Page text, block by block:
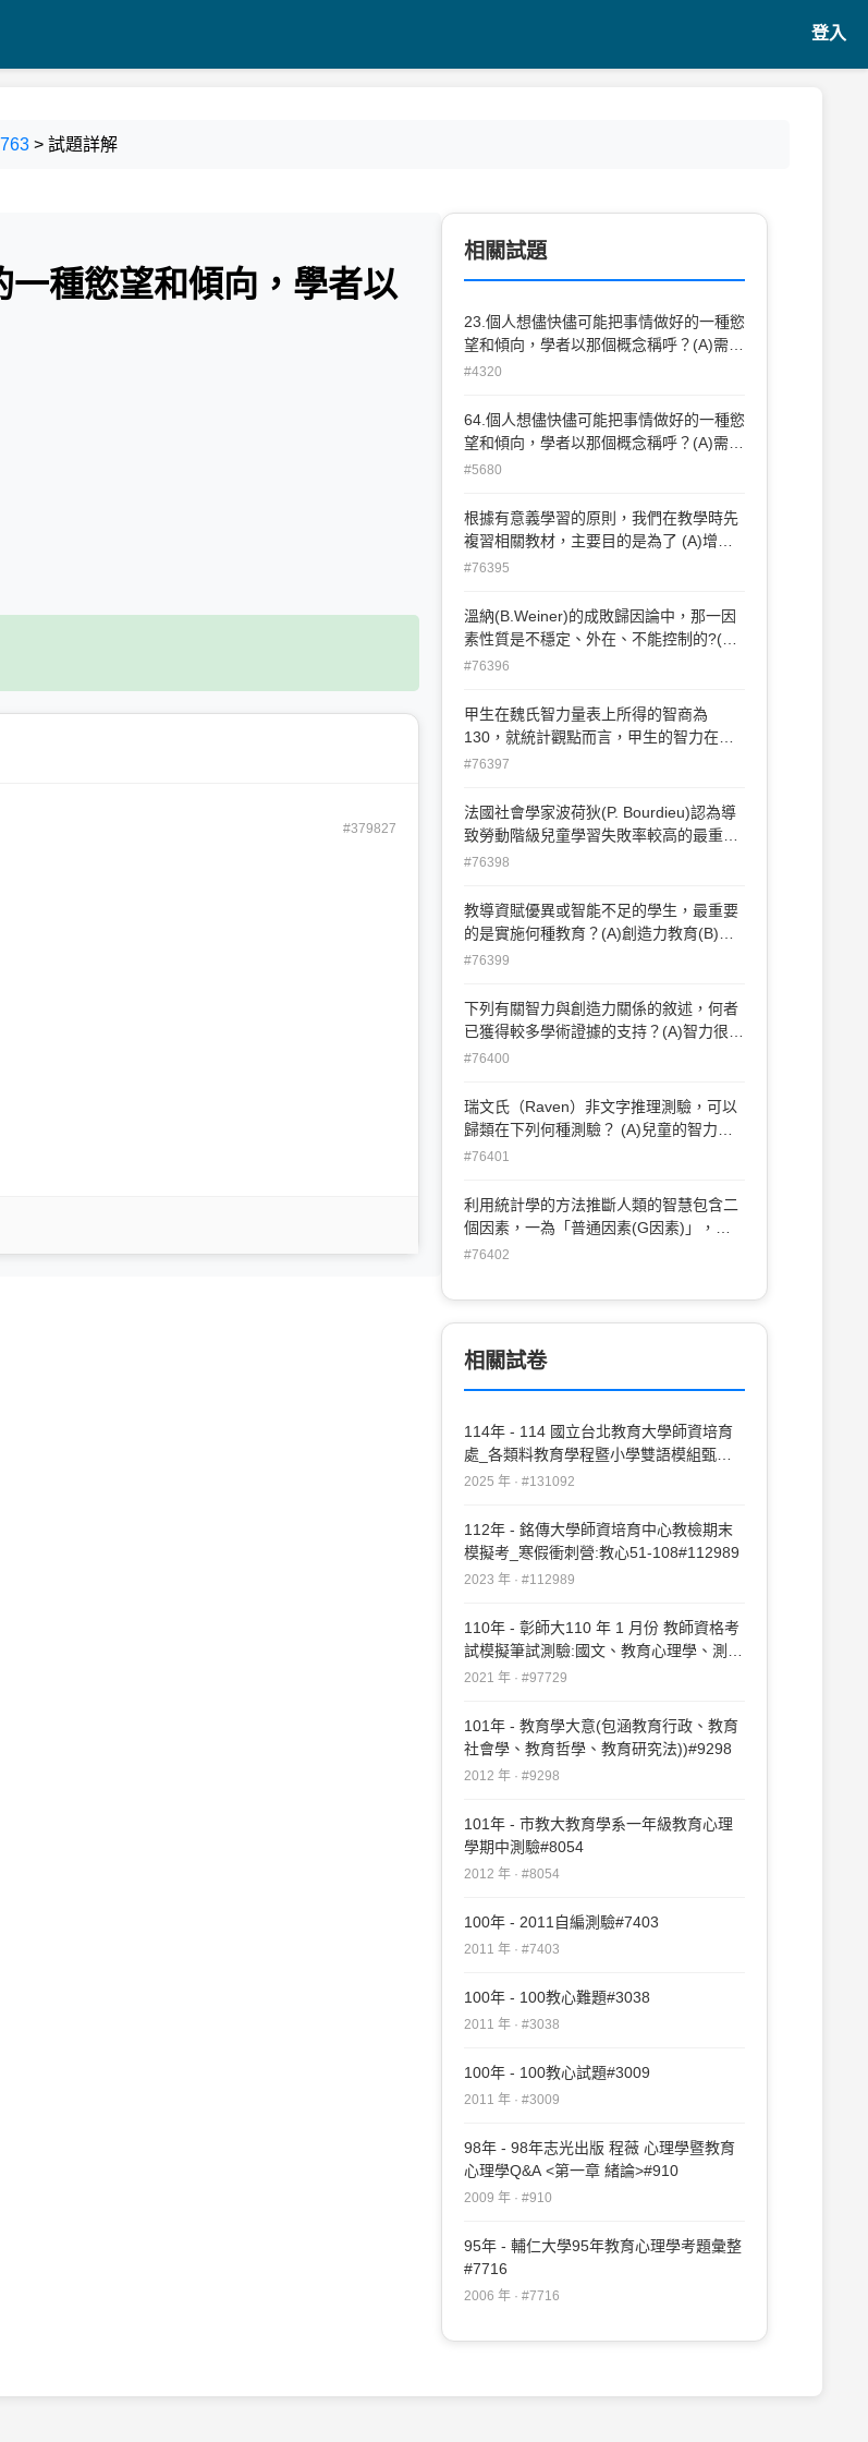
登入
> 試題詳解
種慾望和傾向，學者以
#379827
相關試題
23.個人想儘快儘可能把事情做好的一種慾
望和傾向，學者以那個概念稱呼？(A)需求
動機 (B)成就動機 (C)目標動機 (D)內發動
#4320
64.個人想儘快儘可能把事情做好的一種慾
望和傾向，學者以那個概念稱呼？(A)需求
動機 (B)成就動機 (C)目標動機 (D)內發動
#5680
根據有意義學習的原則，我們在教學時先
複習相關教材，主要目的是為了 (A)增加
學生注意力 (B)增進學生的記憶力 (C)增進
峰國小93)
#76395
溫納(B.Weiner)的成敗歸因論中，那一因
素性質是不穩定、外在、不能控制的?(A)
努力 (B)能力 (C)運氣 (D)工作難度(公務人
#76396
甲生在魏氏智力量表上所得的智商為
130，就統計觀點而言，甲生的智力在團
體中約可贏過多少比例的人？(A)67%
#76397
法國社會學家波荷狄(P. Bourdieu)認為導
致勞動階級兒童學習失敗率較高的最重要
因素，應是(A)天賦智力資本(B)內化的文
#76398
教導資賦優異或智能不足的學生，最重要
的是實施何種教育？(A)創造力教育(B)合
作學習(C)課後輔導(D)個別化教育。
#76399
下列有關智力與創造力關係的敘述，何者
已獲得較多學術證據的支持？(A)智力很高
者其創造力亦很高 (B)創造力高者通常要
相關 (D)智力與創造力有負相關
#76400
瑞文氏（Raven）非文字推理測驗，可以
歸類在下列何種測驗？ (A)兒童的智力測
驗 (B)兒童的性向測驗 (C)成人的成就測驗
#76401
利用統計學的方法推斷人類的智慧包含二
個因素，一為「普通因素(G因素)」，另
一為「特殊因素(S因素)」，根據此提出
(Thurston)(B)桑代克(Thorndike)(C)史比
爾曼(Spearman)(D)史登柏格(Sternberg)
#76402
相關試卷
114年 - 114 國立台北教育大學師資培育
處_各類料教育學程暨小學雙語模組甄選
複審試題：教育心理學#131092
2025 年 · #131092
112年 - 銘傳大學師資培育中心教檢期末
模擬考_寒假衝刺營:教心51-108#112989
2023 年 · #112989
110年 - 彰師大110 年 1 月份 教師資格考
試模擬筆試測驗:國文、教育心理學、測驗
與統計教育社會學#97729
2021 年 · #97729
101年 - 教育學大意(包涵教育行政、教育
社會學、教育哲學、教育研究法))#9298
2012 年 · #9298
101年 - 市教大教育學系一年級教育心理
學期中測驗#8054
2012 年 · #8054
100年 - 2011自編測驗#7403
2011 年 · #7403
100年 - 100教心難題#3038
2011 年 · #3038
100年 - 100教心試題#3009
2011 年 · #3009
98年 - 98年志光出版 程薇 心理學暨教育
心理學Q&A <第一章 緒論>#910
2009 年 · #910
95年 - 輔仁大學95年教育心理學考題彙整
#7716
2006 年 · #7716